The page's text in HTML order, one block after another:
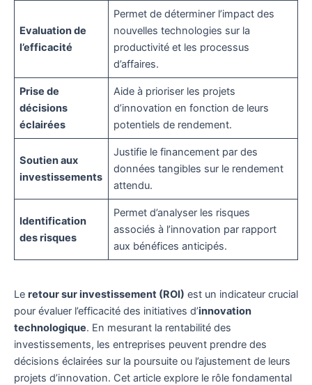
Evaluation de
l’efficacité
Permet de déterminer l’impact des
nouvelles technologies sur la
productivité et les processus
d’affaires.
Prise de
décisions
éclairées
Aide à prioriser les projets
d’innovation en fonction de leurs
potentiels de rendement.
Soutien aux
investissements
Justifie le financement par des
données tangibles sur le rendement
attendu.
Identification
des risques
Permet d’analyser les risques
associés à l’innovation par rapport
aux bénéfices anticipés.
Le retour sur investissement (ROI) est un indicateur crucial
pour évaluer l’efficacité des initiatives d’innovation
technologique. En mesurant la rentabilité des
investissements, les entreprises peuvent prendre des
décisions éclairées sur la poursuite ou l’ajustement de leurs
projets d’innovation. Cet article explore le rôle fondamental